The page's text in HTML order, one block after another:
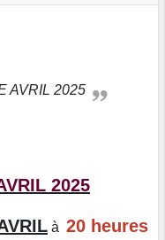
AVRIL 2025
2025
à 20 heures